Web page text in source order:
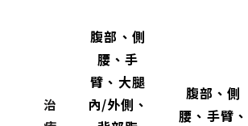
治
腹部、側
腰、手
臂、大腿
內/外側、
腹部、側
腰、手臂、